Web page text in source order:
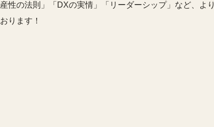
性の法則」「DXの実情」「リーダーシップ」など、より
ります！